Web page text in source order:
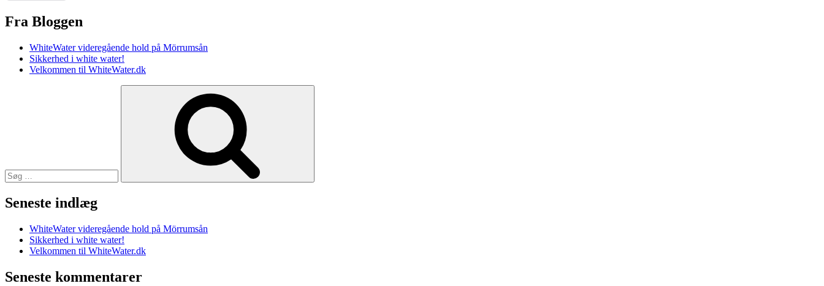
Fra Bloggen
WhiteWater videregående hold på Mörrumsån
Sikkerhed i white water!
Velkommen til WhiteWater.dk
Seneste indlæg
WhiteWater videregående hold på Mörrumsån
Sikkerhed i white water!
Velkommen til WhiteWater.dk
Seneste kommentarer